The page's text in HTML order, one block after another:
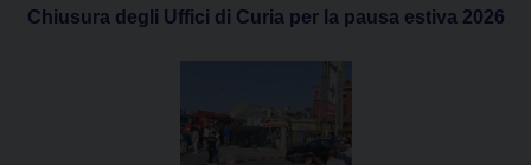
Chiusura degli Uffici di Curia per la pausa estiva 2026